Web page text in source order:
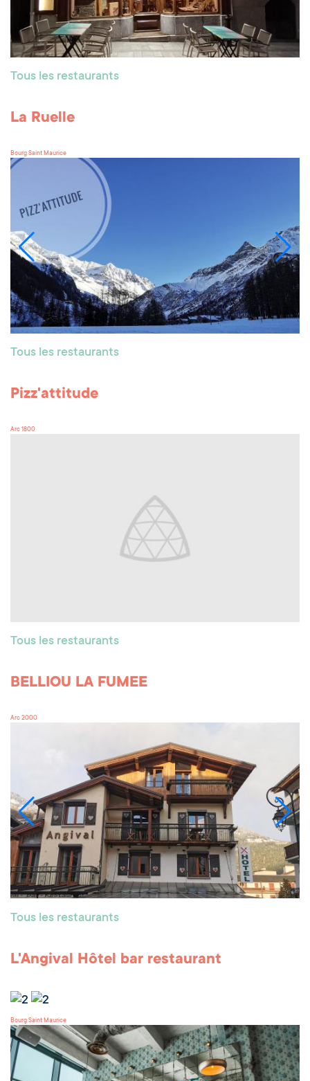
Tous les restaurants
La Ruelle
Bourg Saint Maurice
Tous les restaurants
Pizz'attitude
Arc 1800
Tous les restaurants
BELLIOU LA FUMEE
Arc 2000
Tous les restaurants
L'Angival Hôtel bar restaurant
Bourg Saint Maurice